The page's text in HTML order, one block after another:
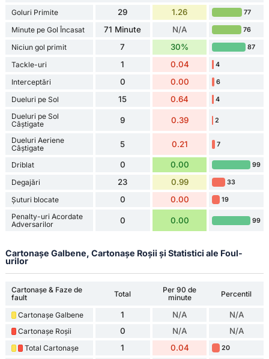
Goluri Primite 29 1.26 77
Minute pe Gol Încasat 71 Minute N/A 76
Niciun gol primit 7 30% 87
Tackle-uri 1 0.04 4
Interceptări 0 0.00 6
Dueluri pe Sol 15 0.64 4
Dueluri pe Sol
Câștigate
9 0.39 2
Dueluri Aeriene
Câștigate
5 0.21 7
Driblat 0 0.00 99
Degajări 23 0.99 33
Șuturi blocate 0 0.00 19
Penalty-uri Acordate
Adversarilor
0 0.00 99
Cartonașe Galbene, Cartonașe Roșii și Statistici ale Foul-
urilor
Cartonașe & Faze de
fault
Total
Per 90 de
minute
Percentil
Cartonașe Galbene 1 N/A N/A
Cartonașe Roșii 0 N/A N/A
Total Cartonașe 1 0.04 20